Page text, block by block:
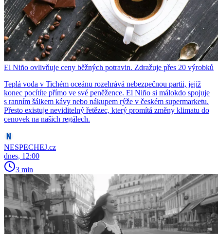
El Niño ovlivňuje ceny běžných potravin. Zdražuje přes 20 výrobků
Teplá voda v Tichém oceánu rozehrává nebezpečnou partii, jejíž
konec pocítíte přímo ve své peněžence. El Niño si málokdo spojuje
s ranním šálkem kávy nebo nákupem rýže v českém supermarketu.
Přesto existuje neviditelný řetězec, který promítá změny klimatu do
cenovek na našich regálech.
NESPECHEJ.cz
dnes, 12:00
3 min